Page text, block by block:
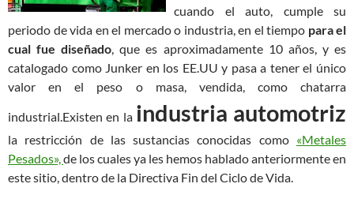
cuando el auto, cumple su
periodo de vida en el mercado o industria, en el tiempo para el
cual fue diseñado, que es aproximadamente 10 años, y es
catalogado como Junker en los EE.UU y pasa a tener el único
valor en el peso o masa, vendida, como chatarra
industrial.Existen en la industria automotriz
la restricción de las sustancias conocidas como «Metales
Pesados»,de los cuales ya les hemos hablado anteriormente en
este sitio, dentro de la Directiva Fin del Ciclo de Vida.